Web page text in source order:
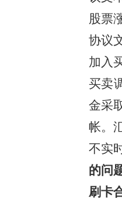
股票
协议
加入
买卖
金采
帐。
不实
的问
刷卡